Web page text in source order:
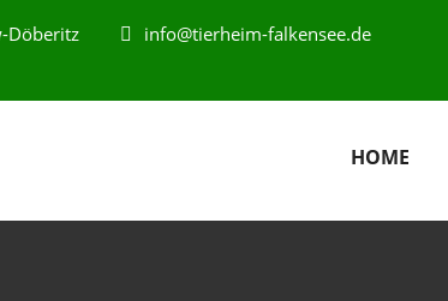
Döberitz info@tierheim-falkensee.de
HOME